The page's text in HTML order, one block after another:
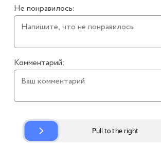
Не понравилось:
Комментарий: